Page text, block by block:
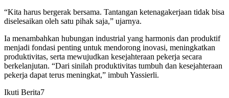
“Kita harus bergerak bersama. Tantangan ketenagakerjaan tidak bisa
diselesaikan oleh satu pihak saja,” ujarnya.
Ia menambahkan hubungan industrial yang harmonis dan produktif
menjadi fondasi penting untuk mendorong inovasi, meningkatkan
produktivitas, serta mewujudkan kesejahteraan pekerja secara
berkelanjutan. “Dari sinilah produktivitas tumbuh dan kesejahteraan
pekerja dapat terus meningkat,” imbuh Yassierli.
Ikuti Berita7